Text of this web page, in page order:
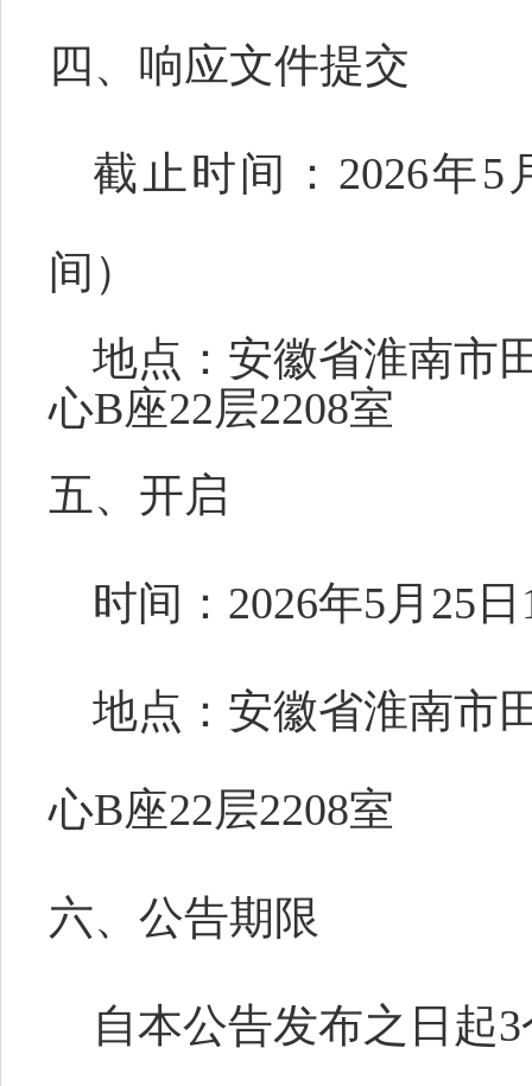
四、响应文件提交
截止时间： 2026年5
间）
地点： 安徽省淮南市
心B座22层2208室
五、开启
时间： 2026年5月25
地点： 安徽省淮南市
心B座22层2208室
六、公告期限
自本公告发布之日起